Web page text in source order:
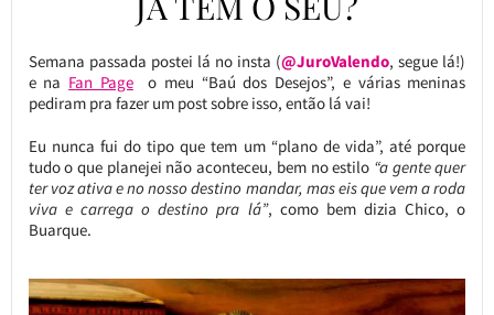
Semana passada postei lá no insta (@JuroValendo, segue lá!)
e na Fan Pageo meu “Baú dos Desejos”, e várias meninas
pediram pra fazer um post sobre isso, então lá vai!
Eu nunca fui do tipo que tem um “plano de vida”, até porque
tudo o que planejei não aconteceu, bem no estilo “a gente quer
ter voz ativa e no nosso destino mandar, mas eis que vem a roda
viva e carrega o destino pra lá”, como bem dizia Chico, o
Buarque.